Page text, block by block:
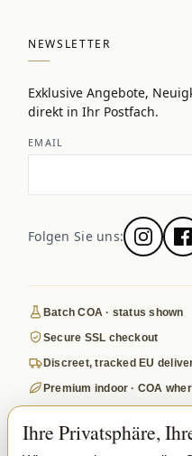
NEWSLETTER
Exklusive Angebote,
direkt in Ihr Postfach.
EMAIL
Folgen Sie uns:
Batch COA · status shown
Secure SSL checkout
Discreet, tracked EU
Premium indoor · COA
SECURE PAYMENTS
Ihre Privatsphäre,